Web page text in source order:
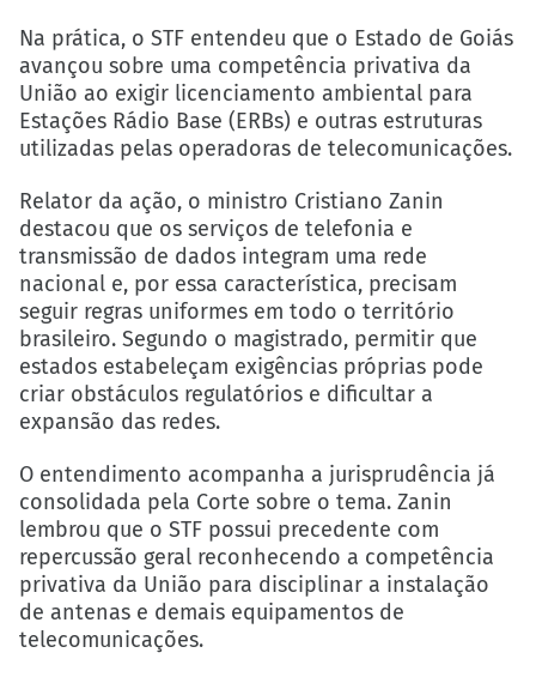
Na prática, o STF entendeu que o Estado de Goiás
avançou sobre uma competência privativa da
União ao exigir licenciamento ambiental para
Estações Rádio Base (ERBs) e outras estruturas
utilizadas pelas operadoras de telecomunicações.
Relator da ação, o ministro Cristiano Zanin
destacou que os serviços de telefonia e
transmissão de dados integram uma rede
nacional e, por essa característica, precisam
seguir regras uniformes em todo o território
brasileiro. Segundo o magistrado, permitir que
estados estabeleçam exigências próprias pode
criar obstáculos regulatórios e dificultar a
expansão das redes.
O entendimento acompanha a jurisprudência já
consolidada pela Corte sobre o tema. Zanin
lembrou que o STF possui precedente com
repercussão geral reconhecendo a competência
privativa da União para disciplinar a instalação
de antenas e demais equipamentos de
telecomunicações.